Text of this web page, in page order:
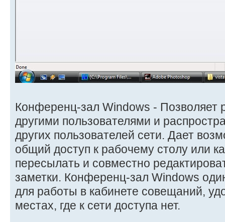
Конференц-зал Windows - Позволяет
другими пользователями и
других пользователей сети. Дает
общий доступ к рабочему столу или
пересылать и совместно
заметки. Конференц-зал Windows
для работы в кабинете совещаний,
местах, где к сети доступа нет.